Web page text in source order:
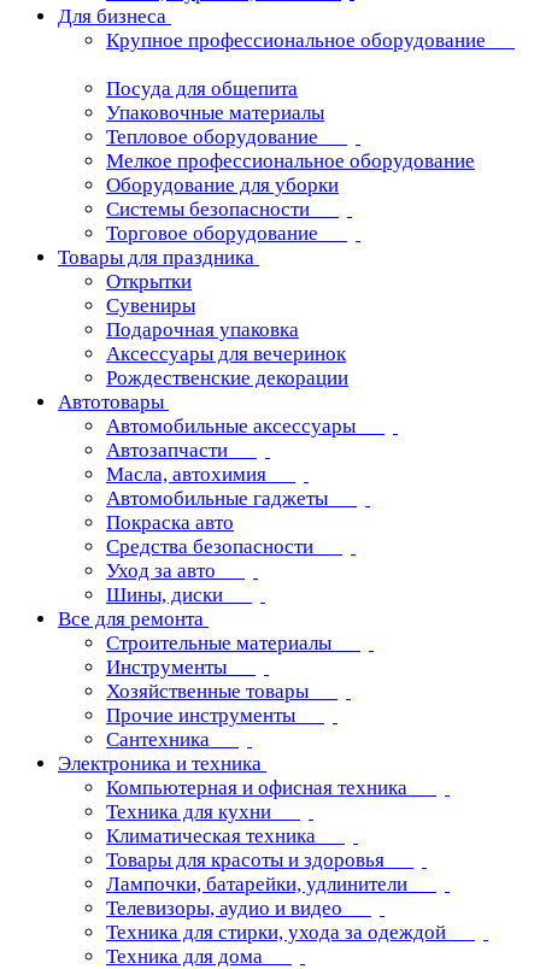
Для бизнеса
Крупное профессиональное оборудование
Посуда для общепита
Упаковочные материалы
Тепловое оборудование
Мелкое профессиональное оборудование
Оборудование для уборки
Системы безопасности
Торговое оборудование
Товары для праздника
Открытки
Сувениры
Подарочная упаковка
Аксессуары для вечеринок
Рождественские декорации
Автотовары
Автомобильные аксессуары
Автозапчасти
Масла, автохимия
Автомобильные гаджеты
Покраска авто
Средства безопасности
Уход за авто
Шины, диски
Все для ремонта
Строительные материалы
Инструменты
Хозяйственные товары
Прочие инструменты
Сантехника
Электроника и техника
Компьютерная и офисная техника
Техника для кухни
Климатическая техника
Товары для красоты и здоровья
Лампочки, батарейки, удлинители
Телевизоры, аудио и видео
Техника для стирки, ухода за одеждой
Техника для дома